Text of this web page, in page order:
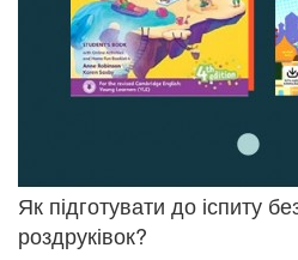
Як підготувати до іспиту
роздруківок?